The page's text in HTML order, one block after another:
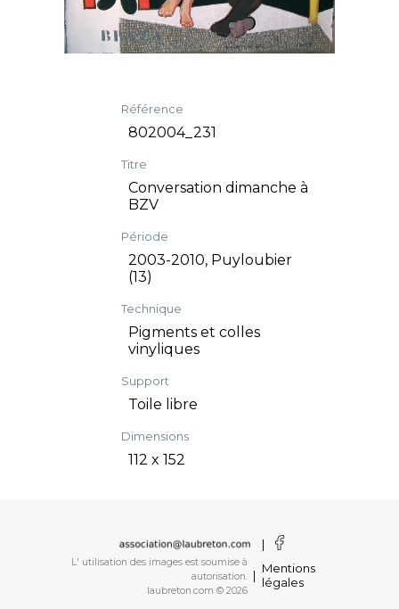
Référence
802004_231
Titre
Conversation dimanche à
BZV
Période
2003-2010, Puyloubier
(13)
Technique
Pigments et colles
vinyliques
Support
Toile libre
Dimensions
112 x 152
|
L' utilisation des images est soumise à
autorisation.
laubreton.com © 2026
| Mentions
légales